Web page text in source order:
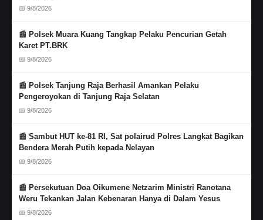
📅 9/8/2026
📰 Polsek Muara Kuang Tangkap Pelaku Pencurian Getah
Karet PT.BRK
📅 9/8/2026
📰 Polsek Tanjung Raja Berhasil Amankan Pelaku
Pengeroyokan di Tanjung Raja Selatan
📅 9/8/2026
📰 Sambut HUT ke-81 RI, Sat polairud Polres Langkat Bagikan
Bendera Merah Putih kepada Nelayan
📅 9/8/2026
📰 Persekutuan Doa Oikumene Netzarim Ministri Ranotana
Weru Tekankan Jalan Kebenaran Hanya di Dalam Yesus
📅 9/8/2026